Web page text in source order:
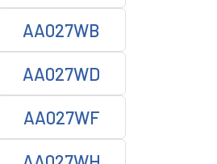
AA027WB
AA027WD
AA027WF